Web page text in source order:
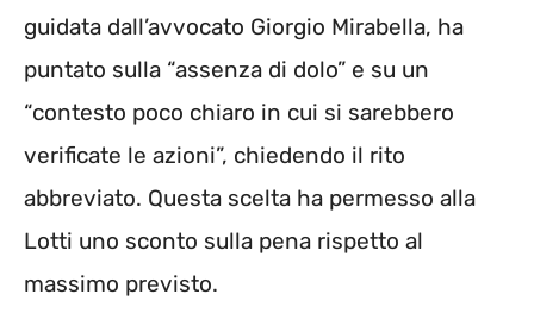
guidata dall’avvocato Giorgio Mirabella, ha
puntato sulla “assenza di dolo” e su un
“contesto poco chiaro in cui si sarebbero
verificate le azioni”, chiedendo il rito
abbreviato. Questa scelta ha permesso alla
Lotti uno sconto sulla pena rispetto al
massimo previsto.